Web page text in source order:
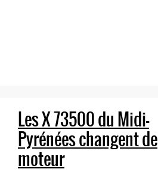
Les X 73500 du Midi-
Pyrénées changent de
moteur